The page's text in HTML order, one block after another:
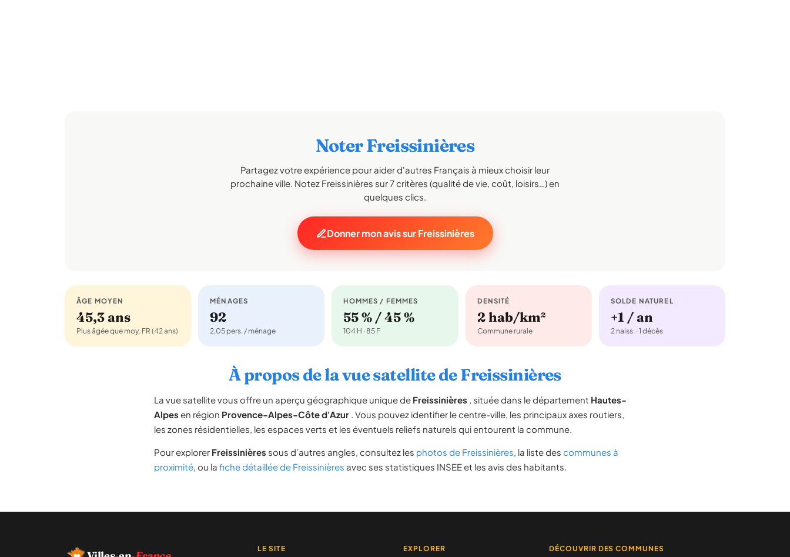
Noter Freissinières
Partagez votre expérience pour aider d'autres Français à mieux choisir leur
prochaine ville. Notez Freissinières sur 7 critères (qualité de vie, coût, loisirs…) en
quelques clics.
Donner mon avis sur Freissinières
ÂGE MOYEN
45,3 ans
Plus âgée que moy. FR (42 ans)
MÉNAGES
92
2,05 pers. / ménage
HOMMES / FEMMES
55 % / 45 %
104 H · 85 F
DENSITÉ
2 hab/km²
Commune rurale
SOLDE NATUREL
+1 / an
2 naiss. · 1 décès
À propos de la vue satellite de Freissinières
La vue satellite vous offre un aperçu géographique unique de Freissinières , située dans le département Hautes-
Alpes en région Provence-Alpes-Côte d'Azur . Vous pouvez identifier le centre-ville, les principaux axes routiers,
les zones résidentielles, les espaces verts et les éventuels reliefs naturels qui entourent la commune.
Pour explorer Freissinières sous d'autres angles, consultez les photos de Freissinières, la liste des communes à
proximité, ou la fiche détaillée de Freissinières avec ses statistiques INSEE et les avis des habitants.
LE SITE EXPLORER DÉCOUVRIR DES COMMUNES